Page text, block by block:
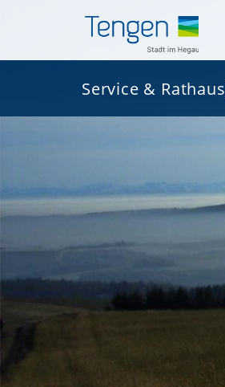
Service & Rathaus